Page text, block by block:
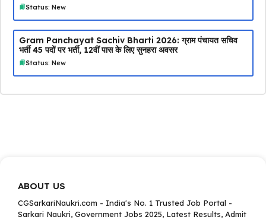
Status: New
Gram Panchayat Sachiv Bharti 2026: ग्राम पंचायत सचिव
भर्ती 45 पदों पर भर्ती, 12वीं पास के लिए सुनहरा अवसर
Status: New
ABOUT US
CGSarkariNaukri.com - India's No. 1 Trusted Job Portal -
Sarkari Naukri, Government Jobs 2025, Latest Results, Admit